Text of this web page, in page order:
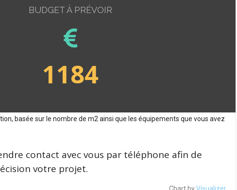
BUDGET À PRÉVOIR
1184
basée sur le nombre de m2 ainsi que les équipements que vous avez
contact avec vous par téléphone afin de
votre projet.
Chart byVisualizer